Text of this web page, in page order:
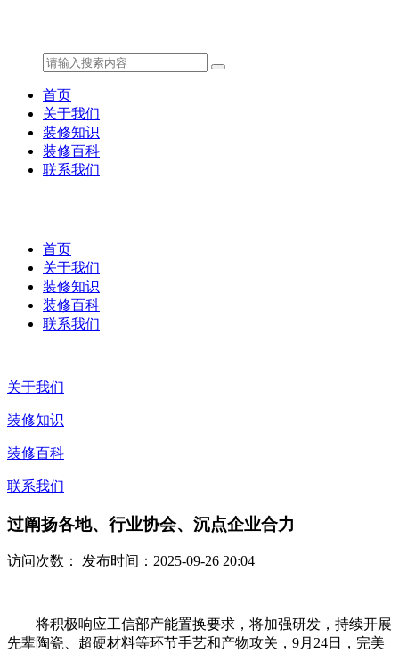
首页
关于我们
装修知识
装修百科
联系我们
首页
关于我们
装修知识
装修百科
联系我们
关于我们
装修知识
装修百科
联系我们
过阐扬各地、行业协会、沉点企业合力
访问次数： 发布时间：2025-09-26 20:04
将积极响应工信部产能置换要求，将加强研发，持续开展
先辈陶瓷、超硬材料等环节手艺和产物攻关，9月24日，完美